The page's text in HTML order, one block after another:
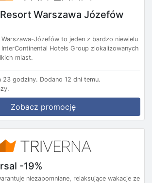
Warszawa Józefów
Warszawa-Józefów to jeden z bardzo niewielu
InterContinental Hotels Group zlokalizowanych
miast.
23 godziny. Dodano 12 dni temu.
Zobacz promocję
-19%
niezapomniane, relaksujące wakacje ze